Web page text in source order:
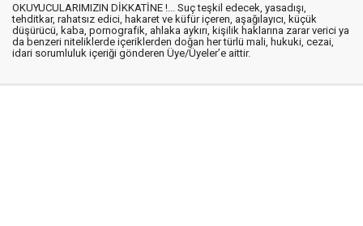
OKUYUCULARIMIZIN DİKKATİNE !... Suç teşkil edecek, yasadışı,
tehditkar, rahatsız edici, hakaret ve küfür içeren, aşağılayıcı, küçük
düşürücü, kaba, pornografik, ahlaka aykırı, kişilik haklarına zarar verici ya
da benzeri niteliklerde içeriklerden doğan her türlü mali, hukuki, cezai,
idari sorumluluk içeriği gönderen Üye/Üyeler’e aittir.